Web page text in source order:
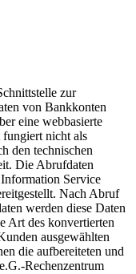
zur
von Bankkonten
eine webbasierte
fungiert nicht als
den technischen
Die Abrufdaten
Service
Nach Abruf
werden diese Daten
Art des konvertierten
ausgewählten
die aufbereiteten und
Rechenzentrum